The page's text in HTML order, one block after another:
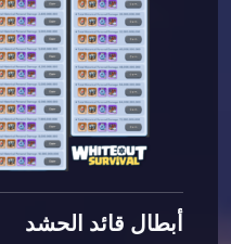
أبطال قائد الحشد